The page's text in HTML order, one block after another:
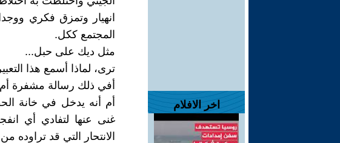
اخر الافلام
انهيار وتمزق فكري
المجتمع ككل.
مثل ديك على حبل...
ترى، لماذا أسمع هذا
أفي ذلك رسالة مشفرة
أم أنه يدخل في خانة
غنى عنها لتفادي أي
الانتحار التي قد تراوده